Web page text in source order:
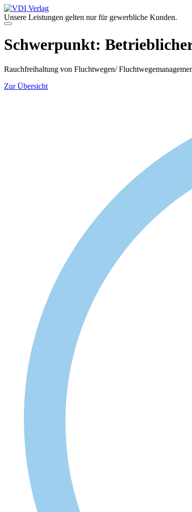
Zum
Inhalt
springen
Unsere Leistungen gelten nur für gewerbliche Kunden.
Menü
Schwerpunkt:
Rauchfreihaltung von Fluchtwegen/
Zur Übersicht